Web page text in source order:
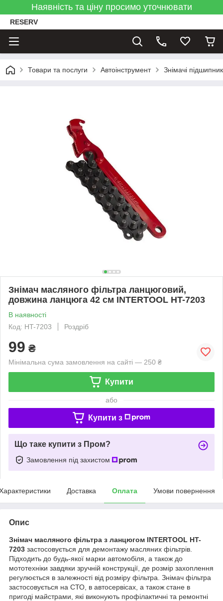
Наявність та ціну просимо уточнювати
RESERV
Товари та послуги Автоінструмент Знімачі
Знімач масляного фільтра ланцюговий,
довжина ланцюга 42 см INTERTOOL HT-7203
В наявності
Код: HT-7203
Роздріб
99 ₴
Мінімальна сума замовлення на сайті — 250 ₴
Купити
або
Купити з
Що таке купити з Пром?
Замовлення під захистом
Доставка Оплата Умови повернення
Опис
Знімач масляного фільтра з ланцюгом INTERTOOL HT-
7203 застосовується для демонтажу масляних фільтрів.
Підходить до будь-якої марки автомобіля, а також до
мототехніки завдяки зручній конструкції, де розмір захоплення
регулюється в залежності від розміру фільтра. Знімач фільтра
застосовується на СТО, в автосервісах, а також стане в
пригоді майстрами, які виконують профілактичні та ремонтні